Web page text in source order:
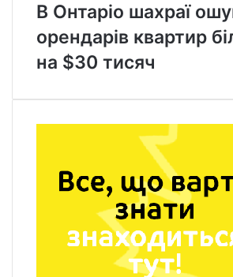
В Онтаріо шахраї
орендарів квартир
на $30 тисяч